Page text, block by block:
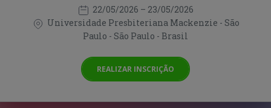
22/05/2026 – 23/05/2026
Universidade Presbiteriana Mackenzie - São
Paulo - São Paulo - Brasil
REALIZAR INSCRIÇÃO